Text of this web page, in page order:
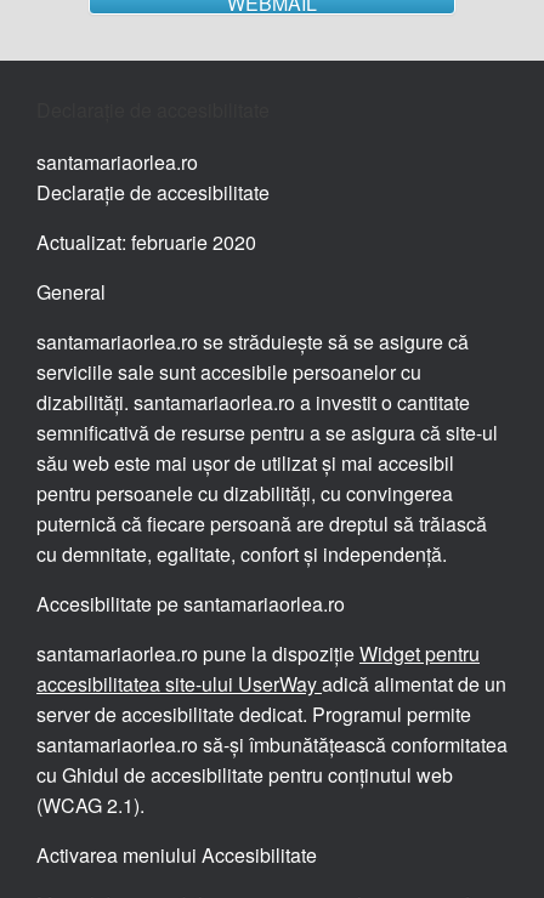
santamariaorlea.ro
Declarație de accesibilitate
Actualizat: februarie 2020
General
santamariaorlea.ro se străduiește să se asigure că
serviciile sale sunt accesibile persoanelor cu
dizabilități. santamariaorlea.ro a investit o cantitate
semnificativă de resurse pentru a se asigura că site-ul
său web este mai ușor de utilizat și mai accesibil
pentru persoanele cu dizabilități, cu convingerea
puternică că fiecare persoană are dreptul să trăiască
cu demnitate, egalitate, confort și independență.
Accesibilitate pe santamariaorlea.ro
santamariaorlea.ro pune la dispozițieWidget pentru
accesibilitatea site-ului UserWayadică alimentat de un
server de accesibilitate dedicat. Programul permite
santamariaorlea.ro să-și îmbunătățească conformitatea
cu Ghidul de accesibilitate pentru conținutul web
(WCAG 2.1).
Activarea meniului Accesibilitate